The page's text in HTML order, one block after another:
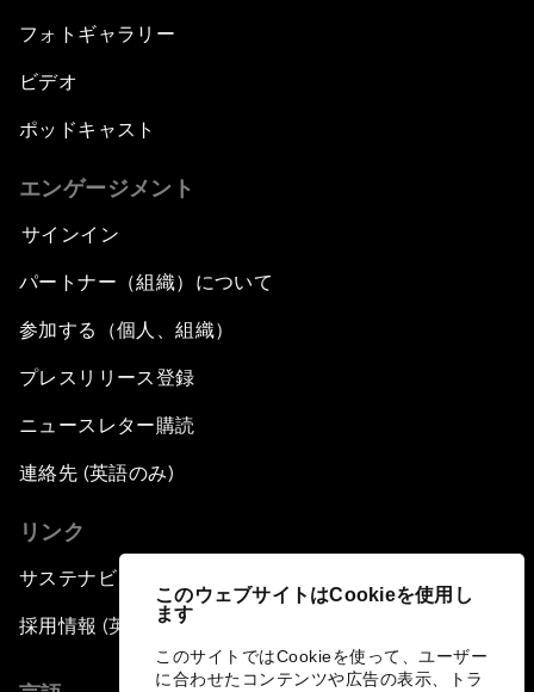
このウェブサイトはCookieを使用し
ます
このサイトではCookieを使って、ユーザー
に合わせたコンテンツや広告の表示、トラ
フォトギャラリー
ビデオ
ポッドキャスト
エンゲージメント
サインイン
パートナー（組織）について
参加する（個人、組織）
プレスリリース登録
ニュースレター購読
連絡先 (英語のみ)
リンク
サステナビリティへの取り組み
採用情報 (英語のみ)